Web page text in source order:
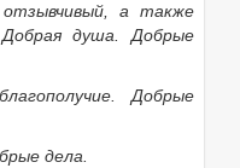
а также
Добрая душа. Добрые
Добрые
дела.